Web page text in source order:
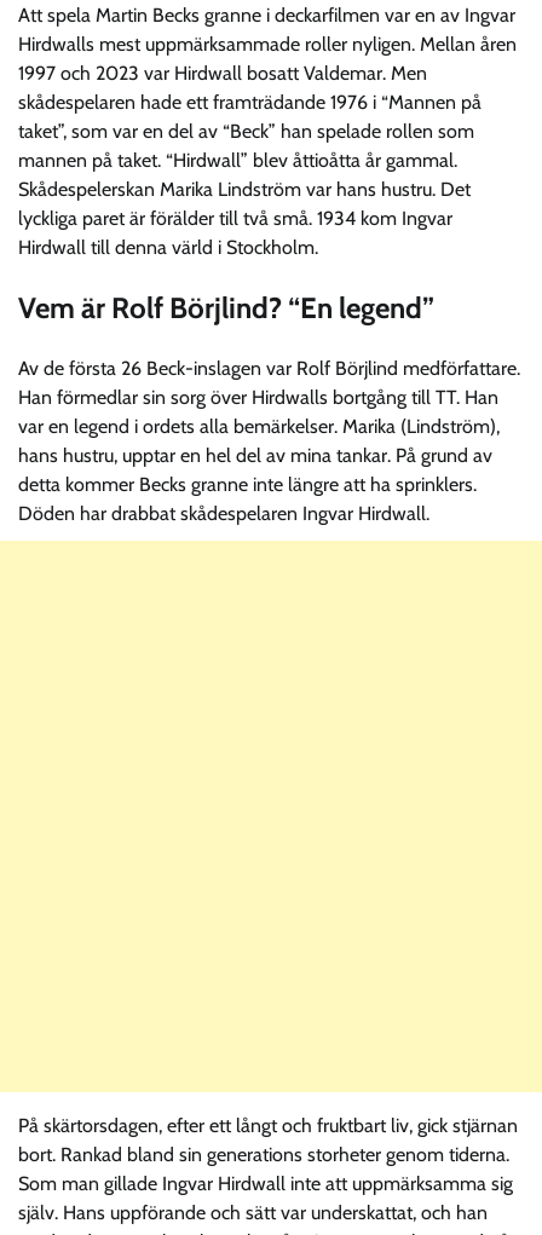
Att spela Martin Becks granne i deckarfilmen var en av Ingvar
Hirdwalls mest uppmärksammade roller nyligen. Mellan åren
1997 och 2023 var Hirdwall bosatt Valdemar. Men
skådespelaren hade ett framträdande 1976 i “Mannen på
taket”, som var en del av “Beck” han spelade rollen som
mannen på taket. “Hirdwall” blev åttioåtta år gammal.
Skådespelerskan Marika Lindström var hans hustru. Det
lyckliga paret är förälder till två små. 1934 kom Ingvar
Hirdwall till denna värld i Stockholm.
Vem är Rolf Börjlind? “En legend”
Av de första 26 Beck-inslagen var Rolf Börjlind medförfattare.
Han förmedlar sin sorg över Hirdwalls bortgång till TT. Han
var en legend i ordets alla bemärkelser. Marika (Lindström),
hans hustru, upptar en hel del av mina tankar. På grund av
detta kommer Becks granne inte längre att ha sprinklers.
Döden har drabbat skådespelaren Ingvar Hirdwall.
På skärtorsdagen, efter ett långt och fruktbart liv, gick stjärnan
bort. Rankad bland sin generations storheter genom tiderna.
Som man gillade Ingvar Hirdwall inte att uppmärksamma sig
själv. Hans uppförande och sätt var underskattat, och han